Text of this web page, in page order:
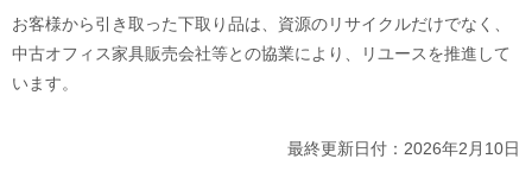
お客様から引き取った下取り品は、資源のリサイクルだけでなく、
中古オフィス家具販売会社等との協業により、リユースを推進して
います。
最終更新日付：2026年2月10日